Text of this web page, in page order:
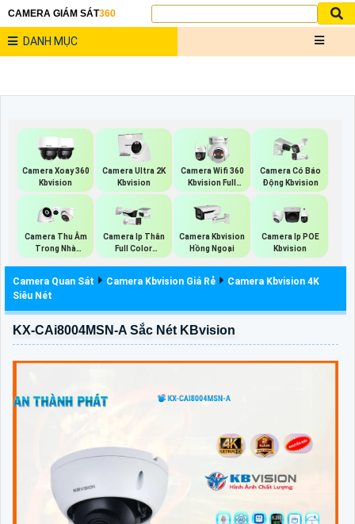
CAMERA GIÁM SÁT360
DANH MỤC
Camera Xoay 360
Kbvision
Camera Ultra 2K
Kbvision
Camera Wifi 360
Kbvision Full
Color
Camera Có Báo
Động Kbvision
Camera Thu Âm
Trong Nhà
Kbvision
Camera Ip Thân
Full Color
Kbvision
Camera Kbvision
Hồng Ngoại
Camera Ip POE
Kbvision
Camera Quan Sát Camera Kbvision Giá Rẻ
Camera Kbvision 4K
Siêu Nét
KX-CAi8004MSN-A Sắc Nét KBvision